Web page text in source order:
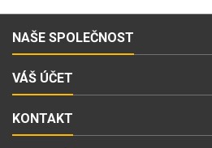
NAŠE SPOLEČNOST
VÁŠ ÚČET
KONTAKT